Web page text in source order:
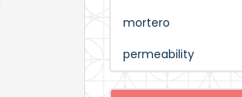
mortero
permeability